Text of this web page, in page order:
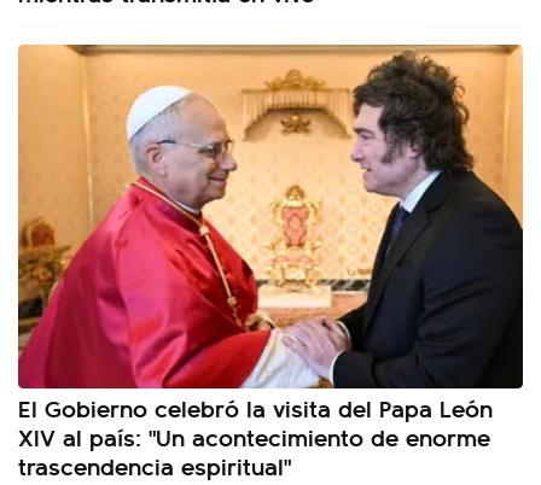
El Gobierno celebró la visita del Papa León
XIV al país: "Un acontecimiento de enorme
trascendencia espiritual"